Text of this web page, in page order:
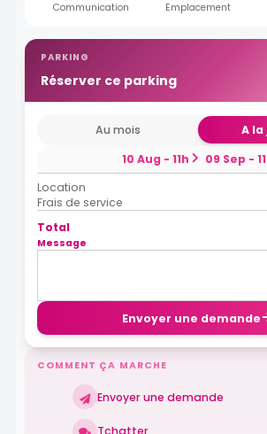
Communication Emplacement
PARKING
Réserver ce parking
Au mois
A
10 Aug - 11h
09 Sep -
Location
Frais de service
Total
Message
Envoyer une demande
COMMENT ÇA MARCHE
Envoyer une demande
Tchatter